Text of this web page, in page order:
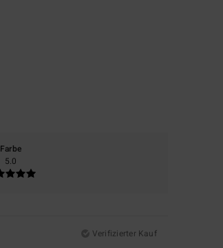
Farbe
5.0
Verifizierter Kauf